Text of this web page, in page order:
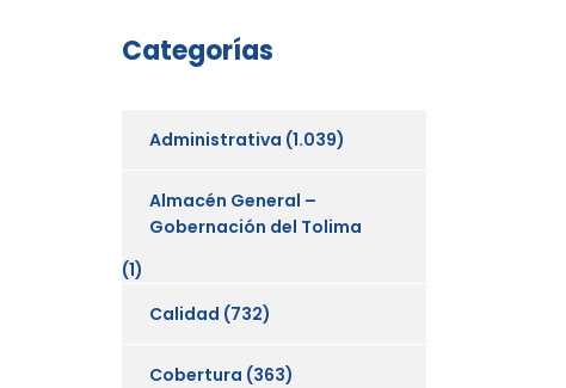
Categorías
Administrativa (1.039)
Almacén General –
Gobernación del Tolima
(1)
Calidad (732)
Cobertura (363)